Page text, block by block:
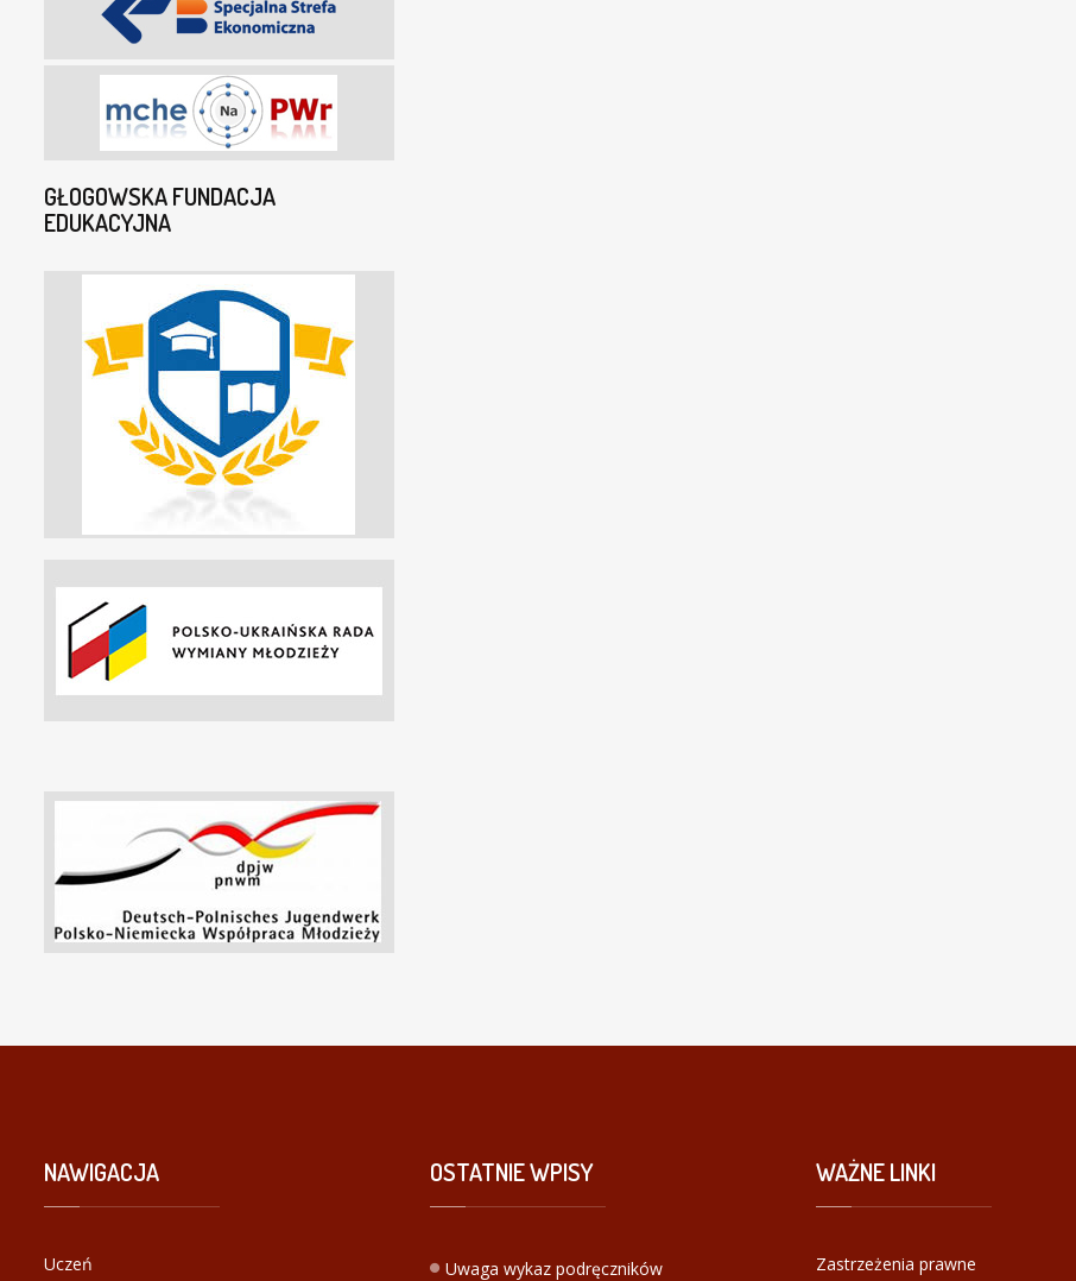
GŁOGOWSKA FUNDACJA
EDUKACYJNA
NAWIGACJA
Uczeń
OSTATNIEWPISY
Uwaga wykaz podręczników
WAŻNELINKI
Zastrzeżenia prawne